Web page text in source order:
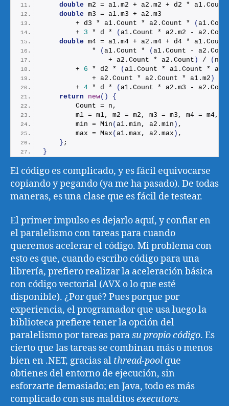
double m2 = a1. m2 + a2. m2 + d2 * a1. Count
double m3 = a1. m3 + a2. m3
        + d3 * a1.
Count * a2. Count * (a1.
        +
3 * d * (a1. Count * a2. m2 - a2.
double m4 = a1. m4 + a2. m4 + d4 * a1. Count
            *
(a1. Count * (a1. Count - a2.
                + a2.
Count * a2. Count ) / ( n2
        +
6 * d2 * (a1. Count * a1. Count * a2.
            + a2.
Count * a2. Count * a1. m2 )
        +
4 * d * (a1. Count * a2. m3 - a2.
return
new()
{
        Count = n,
        m1 = m1, m2 = m2, m3 = m3, m4 = m4,
        min =
Min (a1. min , a2. min ) ,
        max =
Max (a1. max , a2. max ) ,
} ;
}
El código es complicado, y es fácil equivocarse
copiando y pegando (ya me ha pasado). De todas
maneras, es una clase que es fácil de testear.
El primer impulso es dejarlo aquí, y confiar en
el paralelismo con tareas para cuando
queremos acelerar el código. Mi problema con
esto es que, cuando escribo código para una
librería, prefiero realizar la aceleración básica
con código vectorial (AVX o lo que esté
disponible). ¿Por qué? Pues porque por
experiencia, el programador que usa luego la
biblioteca prefiere tener la opción del
paralelismo por tareas parasu propio código. Es
cierto que las tareas se combinan más o menos
bien en .NET, gracias al thread-poolque
obtienes del entorno de ejecución, sin
esforzarte demasiado; en Java, todo es más
complicado con sus malditosexecutors.